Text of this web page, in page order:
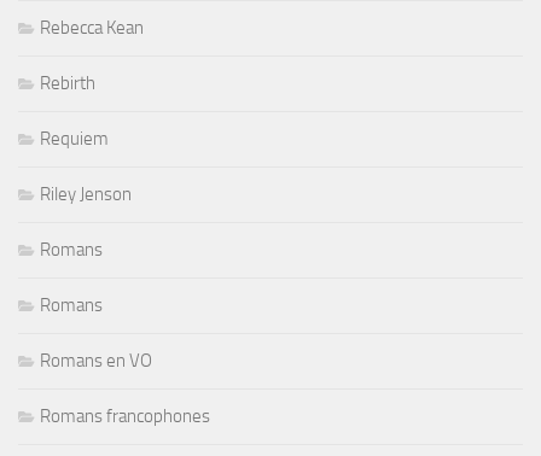
Rebecca Kean
Rebirth
Requiem
Riley Jenson
Romans
Romans
Romans en VO
Romans francophones